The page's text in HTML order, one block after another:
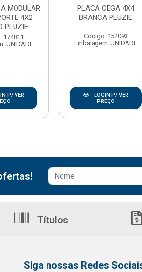
MODULAR
4X2
PLUZIE
174811
UNIDADE
P/ VER
PLACA CEGA 4X4
BRANCA PLUZIE
Código: 152093
Embalagem: UNIDADE
LOGIN P/ VER
PREÇO
Títulos
Siga nossas Redes